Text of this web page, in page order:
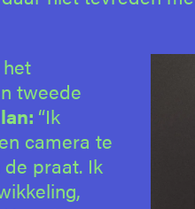
tweede
“Ik
camera te
praat. Ik